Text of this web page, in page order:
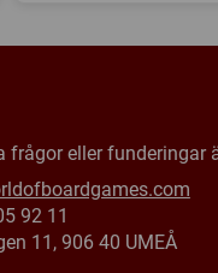
frågor eller funderingar
92 11
11, 906 40 UMEÅ